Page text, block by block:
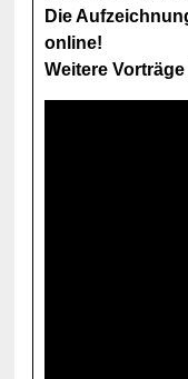
Die
online!
Weitere